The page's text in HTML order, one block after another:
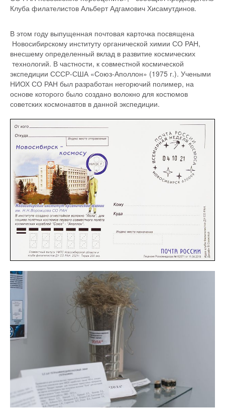
Клуба филателистов Альберт Адгамович Хисамутдинов.
В этом году выпущенная почтовая карточка посвящена
Новосибирскому институту органической химии СО РАН,
внесшему определенный вклад в развитие космических
технологий. В частности, к совместной космической
экспедиции СССР-США «Союз-Аполлон» (1975 г.). Учеными
НИОХ СО РАН был разработан негорючий полимер, на
основе которого было создано волокно для костюмов
советских космонавтов в данной экспедиции.